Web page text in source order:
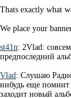
Thats exactly what
We place your
st41n: 2Vlad:
предпоследний
Vlad: Слушаю
нибудь еще помнит
заходит новый